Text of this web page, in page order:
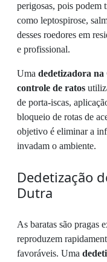
perigosas, pois podem
como leptospirose,
desses roedores em
e profissional.
Uma dedetizadora
controle de ratos
de porta-iscas,
bloqueio de rotas de
objetivo é eliminar a
invadam o ambiente.
Dedetização
Dutra
As baratas são pragas
reproduzem
favoráveis. Uma